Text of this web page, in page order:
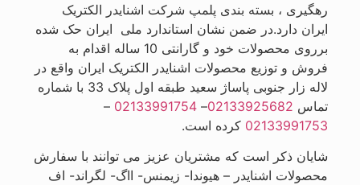
رهگیری ، بسته بندی پلمپ شرکت اشنایدر الکتریک
ایران دارد.در ضمن نشان استاندارد ملی ایران حک شده
برروی محصولات خود و گارانتی 10 ساله اقدام به
فروش و توزیع محصولات اشنایدر الکتریک ایران واقع در
لاله زار جنوبی پاساژ سعید طبقه اول پلاک 33 با شماره
تماس 02133925682
–
02133991754
–
02133991753 کرده است.
شایان ذکر است که مشتریان عزیز می توانند با سفارش
محصولات اشنایدر – هیوندا- زیمنس- ااگ- لگراند- اف